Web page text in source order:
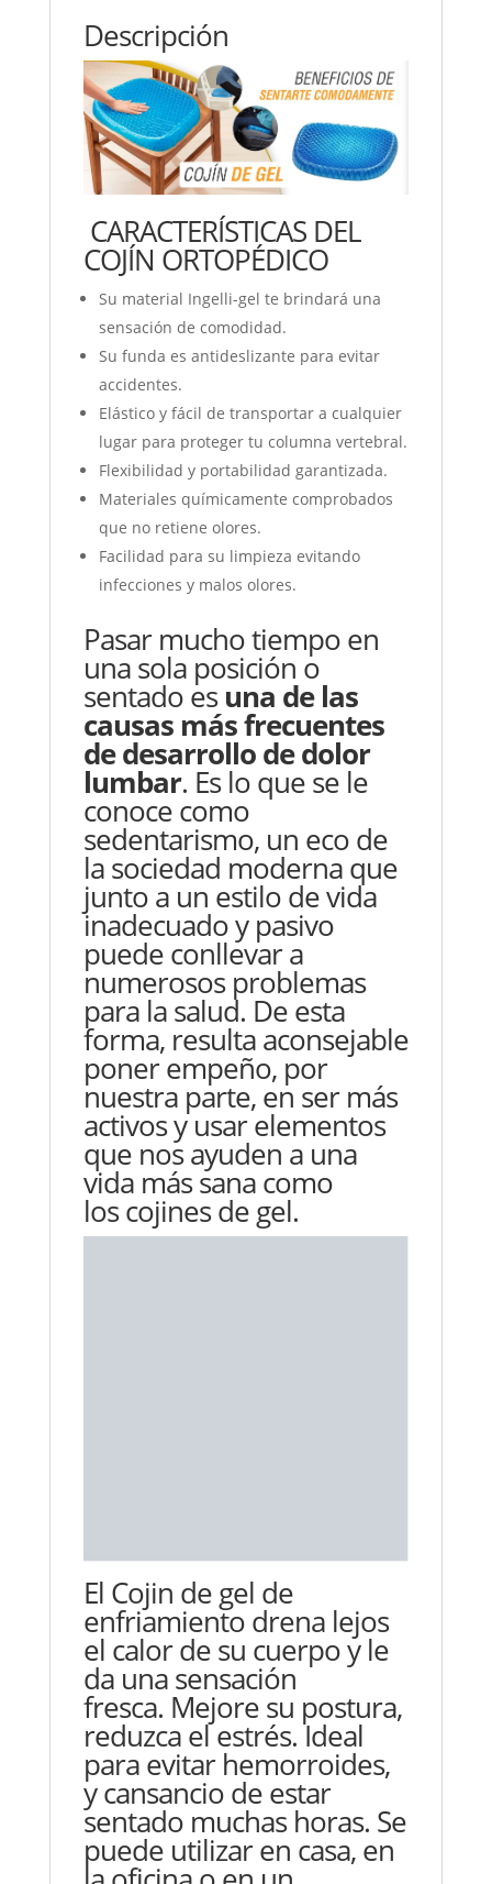
Descripción
CARACTERÍSTICAS DEL
COJÍN ORTOPÉDICO
Su material Ingelli-gel te brindará una
sensación de comodidad.
Su funda es antideslizante para evitar
accidentes.
Elástico y fácil de transportar a cualquier
lugar para proteger tu columna vertebral.
Flexibilidad y portabilidad garantizada.
Materiales químicamente comprobados
que no retiene olores.
Facilidad para su limpieza evitando
infecciones y malos olores.
Pasar mucho tiempo en
una sola posición o
sentado esuna de las
causas más frecuentes
de desarrollo de dolor
lumbar. Es lo que se le
conoce como
sedentarismo, un eco de
la sociedad moderna que
junto a un estilo de vida
inadecuado y pasivo
puede conllevar a
numerosos problemas
para la salud. De esta
forma, resulta aconsejable
poner empeño, por
nuestra parte, en ser más
activos y usar elementos
que nos ayuden a una
vida más sana como
loscojines de gel.
El Cojin de gel de
enfriamiento drena lejos
el calor de su cuerpo y le
da una sensación
fresca. Mejore su postura,
reduzca el estrés. Ideal
para evitar hemorroides,
y cansancio de estar
sentado muchas horas. Se
puede utilizar en casa, en